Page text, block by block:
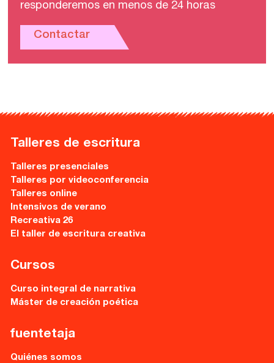
responderemos en menos de 24 horas
Contactar
Talleres de escritura
Talleres presenciales
Talleres por videoconferencia
Talleres online
Intensivos de verano
Recreativa 26
El taller de escritura creativa
Cursos
Curso integral de narrativa
Máster de creación poética
fuentetaja
Quiénes somos